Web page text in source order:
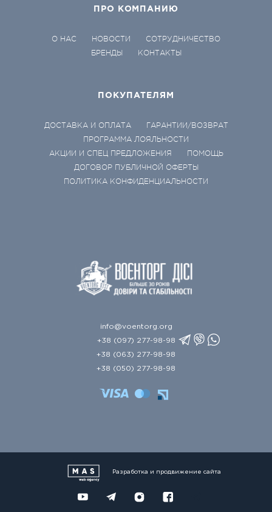
ПРО КОМПАНИЮ
О НАС НОВОСТИ
СОТРУДНИЧЕСТВО
БРЕНДЫ
КОНТАКТЫ
ПОКУПАТЕЛЯМ
ДОСТАВКА И ОПЛАТА
ГАРАНТИИ/ВОЗВРАТ
ПРОГРАММА ЛОЯЛЬНОСТИ
АКЦИИ И СПЕЦ ПРЕДЛОЖЕНИЯ
ПОМОЩЬ
ДОГОВОР ПУБЛИЧНОЙ ОФЕРТЫ
ПОЛИТИКА КОНФИДЕНЦИАЛЬНОСТИ
info@voentorg.org
+38 (097) 277-98-98
+38 (063) 277-98-98
+38 (050) 277-98-98
Разработка и продвижение сайта